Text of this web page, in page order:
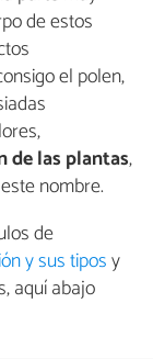
de estos
el polen,
de las plantas,
nombre.
de
y sus tiposy
aquí abajo